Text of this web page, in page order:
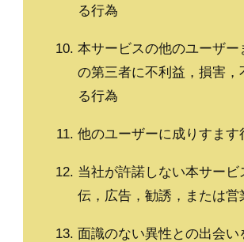
る行為
本サービスの他のユーザー
の第三者に不利益，損害，
る行為
他のユーザーに成りすます
当社が許諾しない本サービ
伝，広告，勧誘，または営
面識のない異性との出会い